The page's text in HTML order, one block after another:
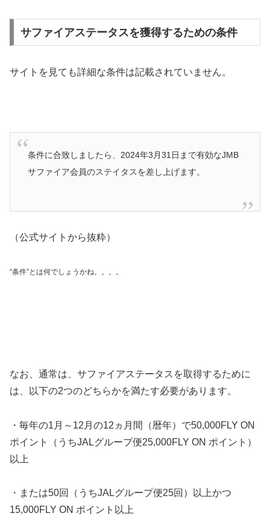
サファイアステータスを獲得するための条件
サイトを見ても詳細な条件は記載されていません。
条件に合致しましたら、2024年3月31日まで有効なJMB
サファイア会員のステイタスを差し上げます。
（公式サイトから抜粋）
“条件”とは何でしょうかね。。。。
なお、通常は、サファイアステータスを取得するために
は、以下の2つのどちらかを満たす必要があります。
・毎年の1月～12月の12ヵ月間（暦年）で50,000FLY ON
ポイント（うちJALグループ便25,000FLY ON ポイント）
以上
・または50回（うちJALグループ便25回）以上かつ
15,000FLY ON ポイント以上